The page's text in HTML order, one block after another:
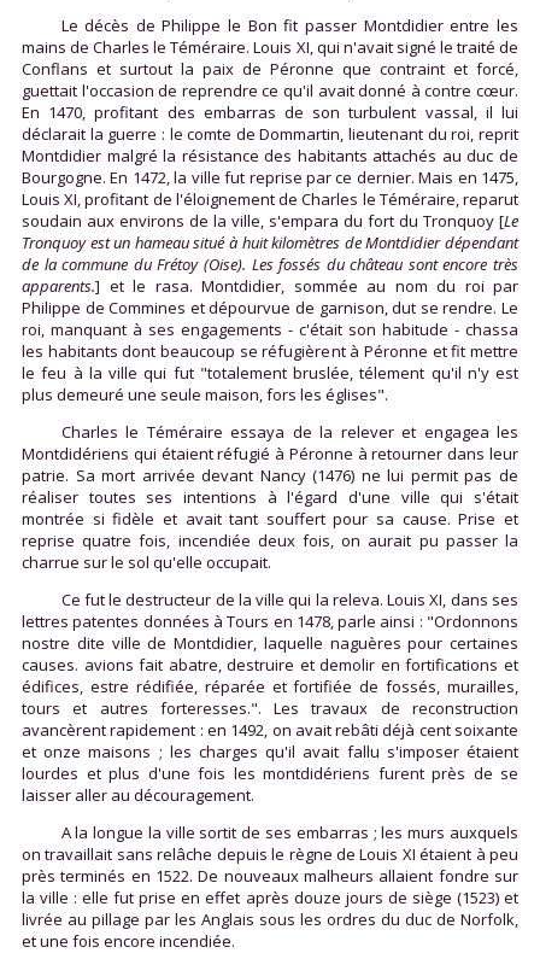
Le décès de Philippe le Bon fit passer Montdidier entre les
mains de Charles le Téméraire. Louis XI, qui n'avait signé le traité de
Conflans et surtout la paix de Péronne que contraint et forcé,
guettait l'occasion de reprendre ce qu'il avait donné à contre cœur.
En 1470, profitant des embarras de son turbulent vassal, il lui
déclarait la guerre : le comte de Dommartin, lieutenant du roi, reprit
Montdidier malgré la résistance des habitants attachés au duc de
Bourgogne. En 1472, la ville fut reprise par ce dernier. Mais en 1475,
Louis XI, profitant de l'éloignement de Charles le Téméraire, reparut
soudain aux environs de la ville, s'empara du fort du Tronquoy [Le
Tronquoy est un hameau situé à huit kilomètres de Montdidier dépendant
de la commune du Frétoy (Oise). Les fossés du château sont encore très
apparents.] et le rasa. Montdidier, sommée au nom du roi par
Philippe de Commines et dépourvue de garnison, dut se rendre. Le
roi, manquant à ses engagements - c'était son habitude - chassa
les habitants dont beaucoup se réfugièrent à Péronne et fit mettre
le feu à la ville qui fut "totalement bruslée, télement qu'il n'y est
plus demeuré une seule maison, fors les églises".
Charles le Téméraire essaya de la relever et engagea les
Montdidériens qui étaient réfugié à Péronne à retourner dans leur
patrie. Sa mort arrivée devant Nancy (1476) ne lui permit pas de
réaliser toutes ses intentions à l'égard d'une ville qui s'était
montrée si fidèle et avait tant souffert pour sa cause. Prise et
reprise quatre fois, incendiée deux fois, on aurait pu passer la
charrue sur le sol qu'elle occupait.
Ce fut le destructeur de la ville qui la releva. Louis XI, dans ses
lettres patentes données à Tours en 1478, parle ainsi : "Ordonnons
nostre dite ville de Montdidier, laquelle naguères pour certaines
causes. avions fait abatre, destruire et demolir en fortifications et
édifices, estre rédifiée, réparée et fortifiée de fossés, murailles,
tours et autres forteresses.". Les travaux de reconstruction
avancèrent rapidement : en 1492, on avait rebâti déjà cent soixante
et onze maisons ; les charges qu'il avait fallu s'imposer étaient
lourdes et plus d'une fois les montdidériens furent près de se
laisser aller au découragement.
A la longue la ville sortit de ses embarras ; les murs auxquels
on travaillait sans relâche depuis le règne de Louis XI étaient à peu
près terminés en 1522. De nouveaux malheurs allaient fondre sur
la ville : elle fut prise en effet après douze jours de siège (1523) et
livrée au pillage par les Anglais sous les ordres du duc de Norfolk,
et une fois encore incendiée.